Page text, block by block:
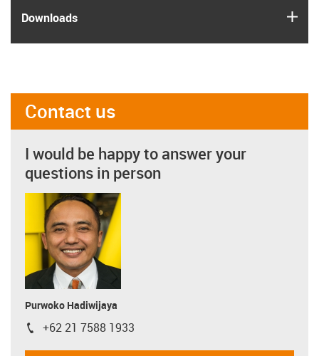
Downloads
Contact us
I would be happy to answer your
questions in person
Purwoko Hadiwijaya
igus-icon-phone
+62 21 7588 1933